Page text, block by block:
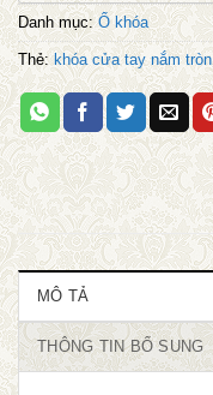
Danh mục:Ổ khóa
Thẻ:khóa cửa tay nắm tròn
MÔ TẢ
THÔNG TIN BỔ SUNG